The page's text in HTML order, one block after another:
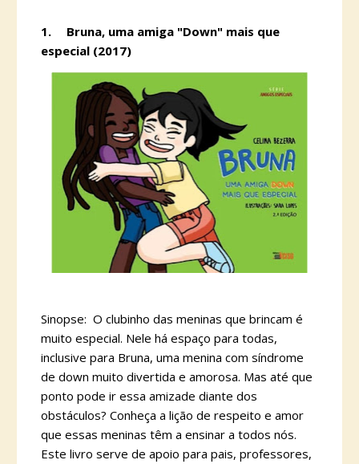
1.
Bruna, uma amiga "Down" mais que
especial (2017)
Sinopse: O clubinho das meninas que brincam é
muito especial. Nele há espaço para todas,
inclusive para Bruna, uma menina com síndrome
de down muito divertida e amorosa. Mas até que
ponto pode ir essa amizade diante dos
obstáculos? Conheça a lição de respeito e amor
que essas meninas têm a ensinar a todos nós.
Este livro serve de apoio para pais, professores,